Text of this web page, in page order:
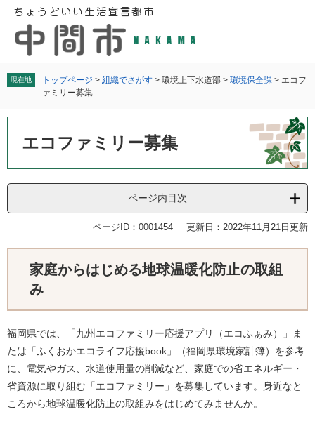
へ
現在地 トップページ > 組織でさがす > 環境上下水道部 > 環境保全課 > エコフ
ァミリー募集
エコファミリー募集
ページ内目次
ページID：0001454 更新日：2022年11月21日更新
家庭からはじめる地球温暖化防止の取組
み
福岡県では、「九州エコファミリー応援アプリ（エコふぁみ）」ま
たは「ふくおかエコライフ応援book」（福岡県環境家計簿）を参考
に、電気やガス、水道使用量の削減など、家庭での省エネルギー・
省資源に取り組む「エコファミリー」を募集しています。身近なと
ころから地球温暖化防止の取組みをはじめてみませんか。